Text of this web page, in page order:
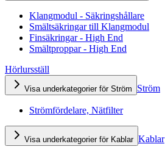
Klangmodul - Säkringshållare
Smältsäkringar till Klangmodul
Finsäkringar - High End
Smältproppar - High End
Hörlursställ
Visa underkategorier för Ström Ström
Strömfördelare, Nätfilter
Visa underkategorier för Kablar Kablar